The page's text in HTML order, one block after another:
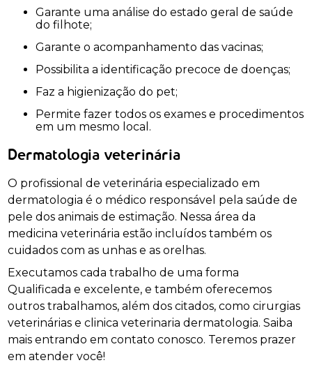
Garante uma análise do estado geral de saúde
do filhote;
Garante o acompanhamento das vacinas;
Possibilita a identificação precoce de doenças;
Faz a higienização do pet;
Permite fazer todos os exames e procedimentos
em um mesmo local.
Dermatologia veterinária
O profissional de veterinária especializado em
dermatologia é o médico responsável pela saúde de
pele dos animais de estimação. Nessa área da
medicina veterinária estão incluídos também os
cuidados com as unhas e as orelhas.
Executamos cada trabalho de uma forma
Qualificada e excelente, e também oferecemos
outros trabalhamos, além dos citados, como cirurgias
veterinárias e clinica veterinaria dermatologia. Saiba
mais entrando em contato conosco. Teremos prazer
em atender você!